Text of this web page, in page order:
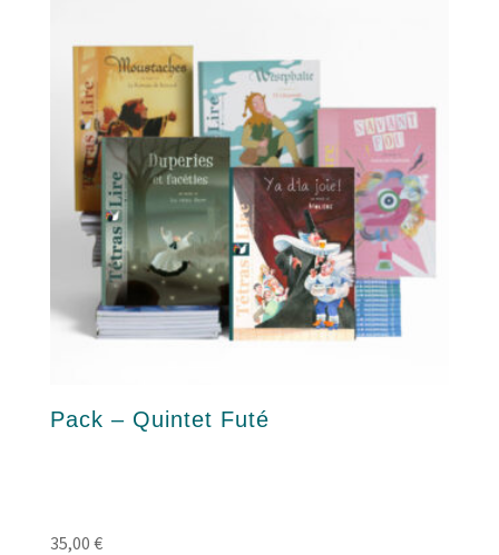
Pack – Quintet Futé
35,00 €